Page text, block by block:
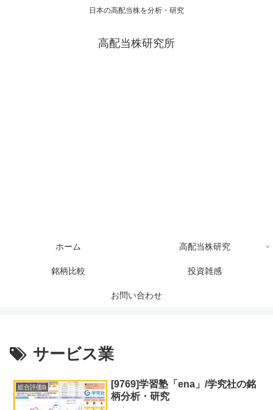
日本の高配当株を分析・研究
高配当株研究所
ホーム 高配当株研究
銘柄比較 投資雑感
お問い合わせ
サービス業
総合評価B
[9769]学習塾「ena」/学究社の銘
柄分析・研究